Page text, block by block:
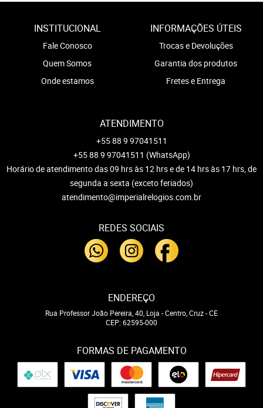
INSTITUCIONAL
Fale Conosco
Quem Somos
Onde estamos
INFORMAÇÕES ÚTEIS
Trocas e Devoluções
Garantia dos produtos
Fretes e Entrega
ATENDIMENTO
+55 88 9 97041511
+55 88 9 97041511 (WhatsApp)
Horário de atendimento das 09 hrs às 12 hrs e de 14 hrs às 17 hrs, de
segunda a sexta (exceto feriados)
atendimento@imperialrelogios.com.br
REDES SOCIAIS
ENDEREÇO
Rua Professor João Pereira, 40, Loja -Centro, Cruz-CE
CEP: 62595-000
FORMAS DE PAGAMENTO